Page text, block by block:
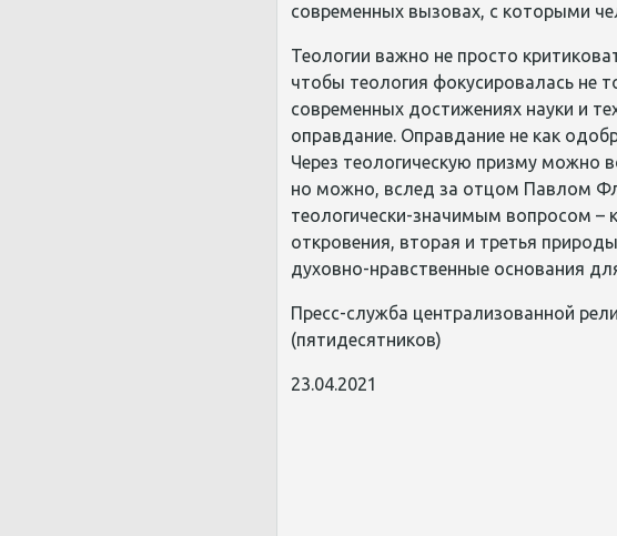
современных вызовах, с которыми
Теологии важно не просто
чтобы теология фокусировалась не
современных достижениях науки и
оправдание. Оправдание не как
Через теологическую призму можно
но можно, вслед за отцом Павлом
теологически-значимым вопросом –
откровения, вторая и третья
духовно-нравственные основания
Пресс-служба централизованной
(пятидесятников)
23.04.2021